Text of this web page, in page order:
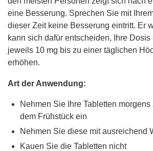
eine Besserung. Sprechen Sie mit
dieser Zeit keine Besserung eintritt. Er
kann sich dafür entscheiden, Ihre
jeweils 10 mg bis zu einer täglichen
erhöhen.
Art der Anwendung:
Nehmen Sie Ihre Tabletten
dem Frühstück ein
Nehmen Sie diese mit ausreichend
Kauen Sie die Tabletten nicht